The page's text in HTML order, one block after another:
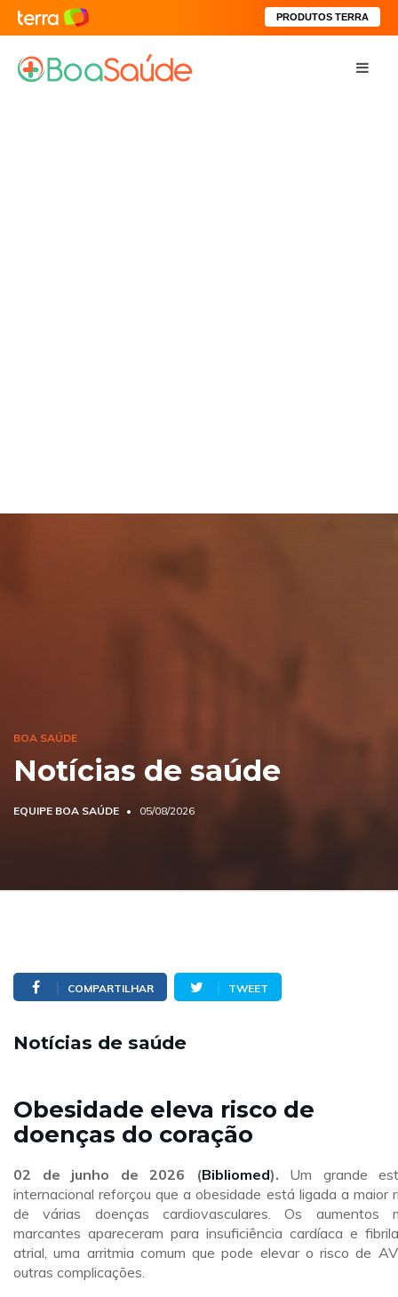
PRODUTOS TERRA
BOA SAÚDE
Notícias de saúde
EQUIPE BOA SAÚDE 05/08/2026
COMPARTILHAR TWEET
Notícias de saúde
Obesidade eleva risco de
doenças do coração
02 de junho de 2026 (Bibliomed). Um grande
internacional reforçou que a obesidade está ligada a maior
de várias doenças cardiovasculares. Os aumentos
marcantes apareceram para insuficiência cardíaca e
atrial, uma arritmia comum que pode elevar o risco de
outras complicações.